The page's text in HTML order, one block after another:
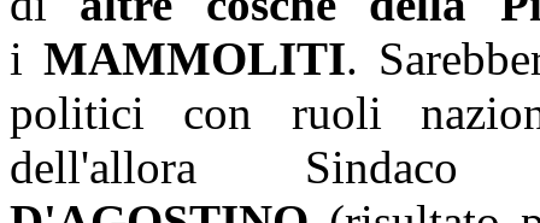
i MAMMOLITI.
politici con ruoli
dell'allora